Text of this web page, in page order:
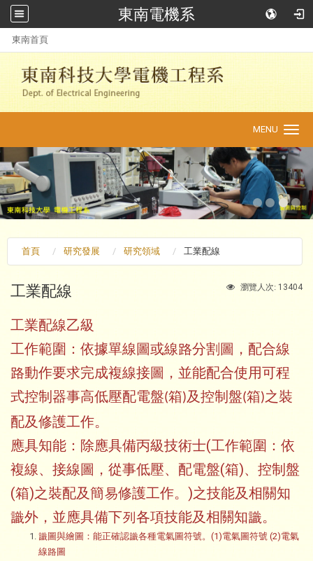
東南電機系
東南首頁
navigation
MENU
首頁 研究發展 研究領域 工業配線
瀏覽人次: 13404
工業配線
工業配線乙級
工作範圍：依據單線圖或線路分割圖，配合線
路動作要求完成複線接圖，並能配合使用可程
式控制器事高低壓配電盤(箱)及控制盤(箱)之裝
配及修護工作。
應具知能：除應具備丙級技術士(工作範圍：依
複線、接線圖，從事低壓、配電盤(箱)、控制盤
(箱)之裝配及簡易修護工作。 )之技能及相關知
識外，並應具備下列各項技能及相關知識。
識圖與繪圖：能正確認識各種電氣圖符號。 (1)電氣圖符號 (2)電氣
線路圖